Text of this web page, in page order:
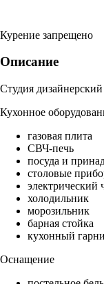
Курение запрещено
Описание
Студия
Кухонное
газовая плита
СВЧ-печь
посуда и
столовые
электрический
холодильник
морозильник
барная стойка
кухонный
Оснащение